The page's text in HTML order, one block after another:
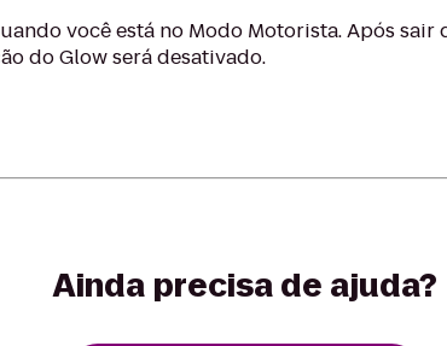
você está no Modo Motorista. Após
do Glow será desativado.
Ainda precisa de ajuda?